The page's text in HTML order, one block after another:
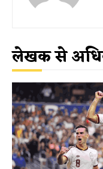
लेखक से